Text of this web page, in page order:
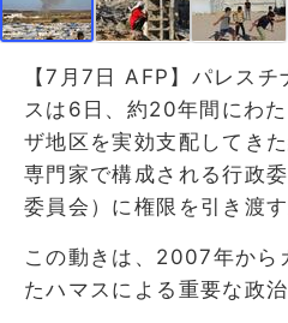
【7月7日 AFP】パレス
スは6日、約20年間にわ
ザ地区を実効支配してき
専門家で構成される行政
委員会）に権限を引き渡す
この動きは、2007年から
たハマスによる重要な政